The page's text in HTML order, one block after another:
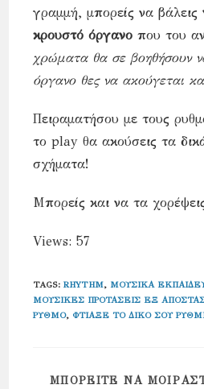
γραμμή, μπορείς να βάλεις
κρουστό όργανο που του
χρώματα θα σε βοηθήσουν
όργανο θες να ακούγεται
Πειραματήσου με τους
το play θα ακούσεις τα
σχήματα!
Μπορείς και να τα
Views: 57
TAGS:RHYTHM, ΜΟΥΣΙΚΆ
ΜΟΥΣΙΚΈΣ ΠΡΟΤΆΣΕΙΣ ΕΞ
ΡΥΘΜΌ, ΦΤΙΆΞΕ ΤΟ ΔΙΚΌ ΣΟΥ
ΜΠΟΡΕΊΤΕ ΝΑ